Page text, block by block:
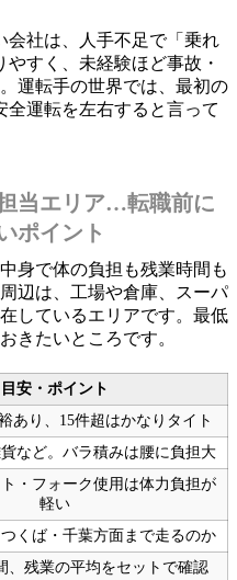
会社は、人手不足で「乗れ
すく、未経験ほど事故・
運転手の世界では、最初の
全運転を左右すると言って
当エリア…転職前に
ポイント
身で体の負担も残業時間も
辺は、工場や倉庫、スーパ
しているエリアです。最低
きたいところです。
目安・ポイント
あり、15件超はかなりタイト
など。バラ積みは腰に負担大
・フォーク使用は体力負担が
軽い
くば・千葉方面まで走るのか
、残業の平均をセットで確認